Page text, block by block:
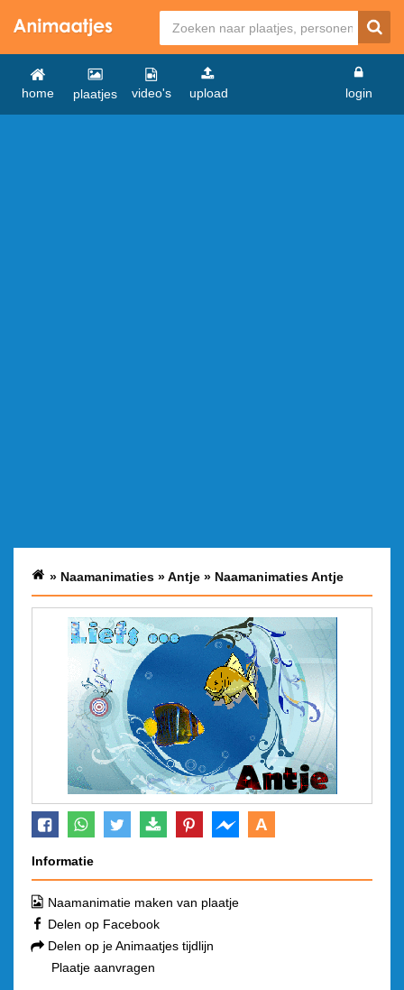
home plaatjes video's upload login
» Naamanimaties »Antje » Naamanimaties Antje
A
Informatie
Naamanimatie maken van plaatje
Delen op Facebook
Delen op je Animaatjes tijdlijn
Plaatje aanvragen